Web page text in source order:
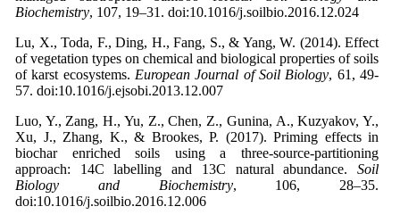
Biochemistry, 107, 19–31. doi:10.1016/j.soilbio.2016.12.024
Lu, X., Toda, F., Ding, H., Fang, S., & Yang, W. (2014). Effect
of vegetation types on chemical and biological properties of soils
of karst ecosystems. European Journal of Soil Biology, 61, 49-
57. doi:10.1016/j.ejsobi.2013.12.007
Luo, Y., Zang, H., Yu, Z., Chen, Z., Gunina, A., Kuzyakov, Y.,
Xu, J., Zhang, K., & Brookes, P. (2017). Priming effects in
biochar enriched soils using a three-source-partitioning
approach: 14C labelling and 13C natural abundance. Soil
Biology and
Biochemistry, 106, 28–35.
doi:10.1016/j.soilbio.2016.12.006